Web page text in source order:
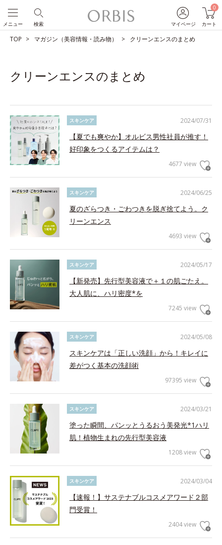
マイページ
0
カート
検索
メニュー
TOP マガジン（美容情報・読み物） クリーンエンスのまとめ
クリーンエンスのまとめ
2024/07/31
スキンケア
【夏でも爽やか】オルビス男性社員が推す！
好印象をつくるアイテムは？
4677 view
2024/06/25
スキンケア
夏のざらつき・ごわつきを脱ぎ捨てよう。ク
リーンエンス
4693 view
2024/05/17
スキンケア
【新発売】先行型美容液で＋１の肌ごたえ。
大人肌に、ハリ密度*を
7245 view
2024/05/08
スキンケア
スキンケアは「正しい洗顔」から！キレイに
差がつく基本の洗顔術
97395 view
2024/03/21
スキンケア
塗った瞬間、パンッとうるおう美発光*1ハリ
肌！植物生まれの先行型美容液
1208 view
2024/03/04
スキンケア
【速報！】サステナブルコスメアワード２部
門受賞！
2404 view